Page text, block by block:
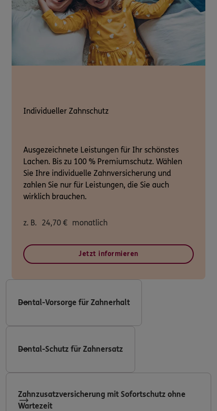
Individueller Zahnschutz
Ausgezeichnete Leistungen für Ihr schönstes
Lachen. Bis zu 100 % Premiumschutz. Wählen
Sie Ihre individuelle Zahnversicherung und
zahlen Sie nur für Leistungen, die Sie auch
wirklich brauchen.
z. B. 24,70 € monatlich
Jetzt informieren
Dental-Vorsorge für Zahnerhalt
Dental-Schutz für Zahnersatz
Zahnzusatzversicherung mit Sofortschutz ohne
Wartezeit